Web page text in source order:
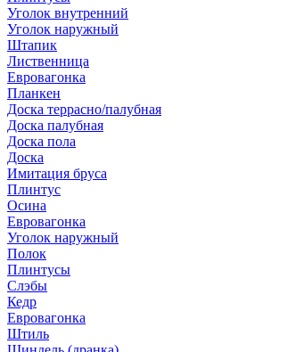
Уголок внутренний
Уголок наружный
Штапик
Лиственница
Евровагонка
Планкен
Доска террасно/палубная
Доска палубная
Доска пола
Доска
Имитация бруса
Плинтус
Осина
Евровагонка
Уголок наружный
Полок
Плинтусы
Слэбы
Кедр
Евровагонка
Штиль